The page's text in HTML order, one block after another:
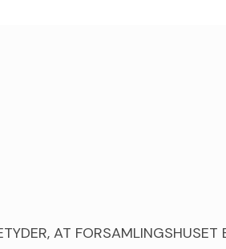
AT FORSAMLINGSHUSET